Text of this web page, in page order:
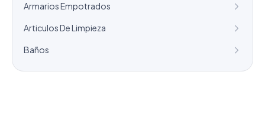
Armarios Empotrados
Articulos De Limpieza
Baños